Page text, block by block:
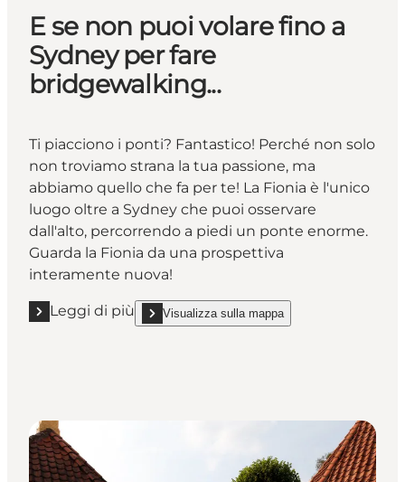
E se non puoi volare fino a
Sydney per fare
bridgewalking...
Ti piacciono i ponti? Fantastico! Perché non solo
non troviamo strana la tua passione, ma
abbiamo quello che fa per te! La Fionia è l'unico
luogo oltre a Sydney che puoi osservare
dall'alto, percorrendo a piedi un ponte enorme.
Guarda la Fionia da una prospettiva
interamente nuova!
Leggi di più
Leggi di più "E se non puoi volare fino a Sydney per
Visualizza sulla mappa
show E se non puoi volare fino a Sydney per